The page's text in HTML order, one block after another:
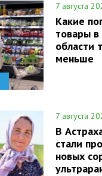
7 августа
Какие
товары в
области
меньше
7 августа
В
стали
новых